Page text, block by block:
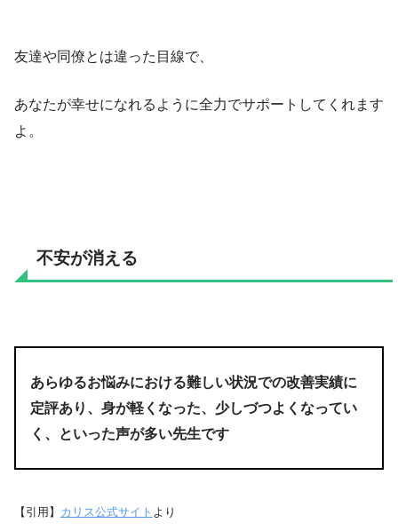
友達や同僚とは違った目線で、
あなたが幸せになれるように全力でサポートしてくれます
よ。
不安が消える
あらゆるお悩みにおける難しい状況での改善実績に
定評あり、身が軽くなった、少しづつよくなってい
く、といった声が多い先生です
【引用】 カリス公式サイト より